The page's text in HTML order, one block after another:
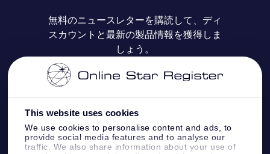
This website uses cookies
We use cookies to personalise content and ads, to
provide social media features and to analyse our
traffic. We also share information about your use of
レビュー
OSR ギフトカード
法人ギフト
カスタマイズされたStar Page
One Million Stars
OSR Starsaver
星間飛行VRアプリ
お支払いに関する情報
配送に関する情報
返品ポリシ
星座
無料のニュースレターを購読して、ディ
スカウントと最新の製品情報を獲得しま
しょう。